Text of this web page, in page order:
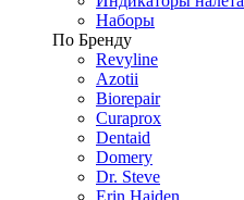
Наборы
По Бренду
Revyline
Azotii
Biorepair
Curaprox
Dentaid
Domery
Dr. Steve
Erin Haiden